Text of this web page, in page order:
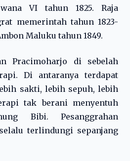
VI tahun 1825. Raja
memerintah tahun 1823-
Maluku tahun 1849.
Pracimoharjo di sebelah
Di antaranya terdapat
sakti, lebih sepuh, lebih
tak berani menyentuh
Bibi. Pesanggrahan
terlindungi sepanjang